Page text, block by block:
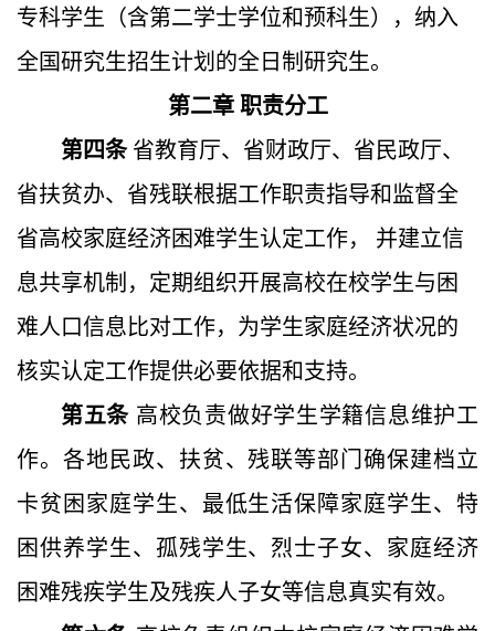
专科学生（含第二学士学位和预科生），纳入
全国研究生招生计划的全日制研究生。
第二章 职责分工
第四条 省教育厅、省财政厅、省民政厅、
省扶贫办、省残联根据工作职责指导和监督全
省高校家庭经济困难学生认定工作，
并建立信
息共享机制， 定期组织开展高校在校学生与困
难人口信息比对工作，为学生家庭经济状况的
核实认定工作提供必要依据和支持。
第五条 高校负责做好学生学籍信息维护工
作。各地民政、扶贫、残联等部门确保建档立
卡贫困家庭学生、最低生活保障家庭学生、特
困供养学生、孤残学生、烈士子女、家庭经济
困难残疾学生及残疾人子女等信息真实有效。